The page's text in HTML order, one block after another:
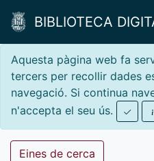
BIBLIOTECA
Aquesta pàgina web fa
tercers per recollir dades
navegació. Si continua
n'accepta el seu ús.
Eines de cerca